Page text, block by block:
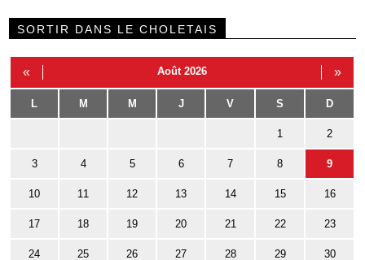
SORTIR DANS LE CHOLETAIS
« Août 2026 »
L M M J V S D
1 2
3 4 5 6 7 8 9
10 11 12 13 14 15 16
17 18 19 20 21 22 23
24 25 26 27 28 29 30